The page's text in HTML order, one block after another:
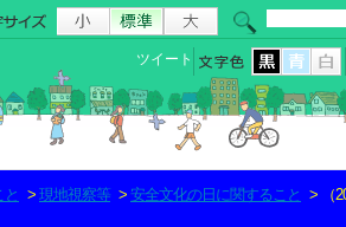
ツイート
> 現地視察等 > 安全文化の日に関すること > （